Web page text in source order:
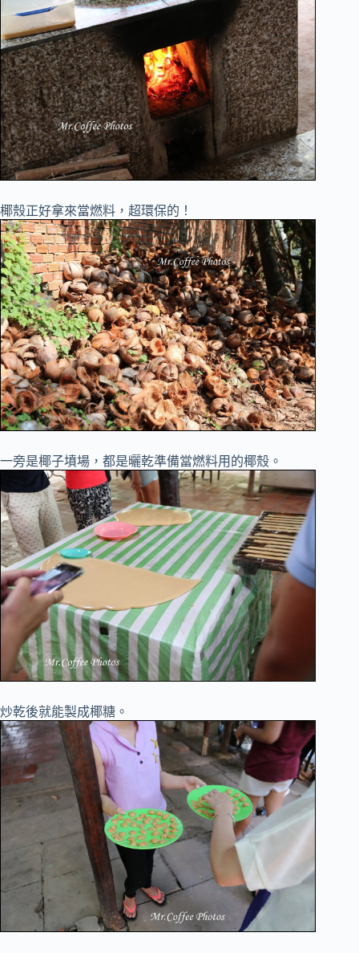
椰殼正好拿來當燃料，超環保的！
一旁是椰子墳場，都是曬乾準備當燃料用的椰殼。
炒乾後就能製成椰糖。